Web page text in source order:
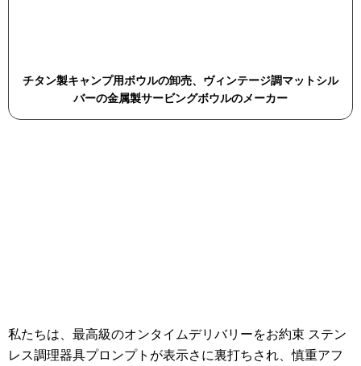
チタン製キャンプ用ボウルの卸売、ヴィンテージ調マットシル
バーの金属製サービングボウルのメーカー
私たちは、最高級のオンタイムデリバリーをお約束 ステン
レス調理器具プロンプトが表示さに裏打ちされ、慎重アフ